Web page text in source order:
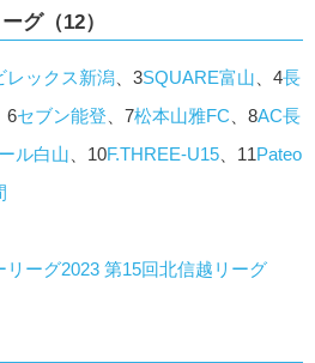
グ（12）
レックス新潟 、3SQUARE富山 、4長
、6セブン能登 、7松本山雅FC 、8AC長
ル白山 、10F.THREE-U15 、11Pateo
ーグ2023 第15回北信越リーグ